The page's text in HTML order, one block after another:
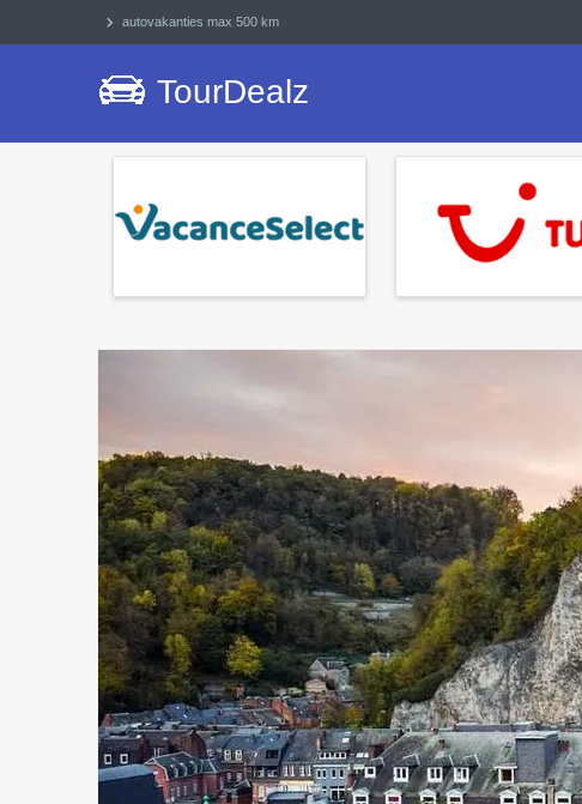
autovakanties max 500 km
TourDealz